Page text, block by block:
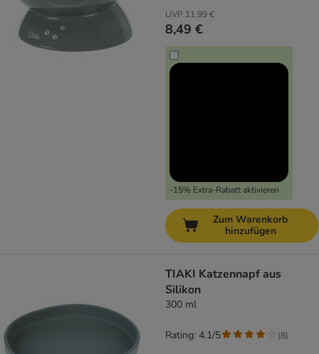
UVP 11,99 €
8,49 €
-15% Extra-Rabatt aktivieren
Zum Warenkorb
hinzufügen
TIAKI Katzennapf aus
Silikon
300 ml
Rating: 4.1/5 (8)